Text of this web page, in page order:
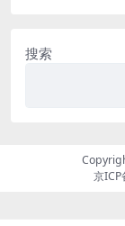
搜索
京